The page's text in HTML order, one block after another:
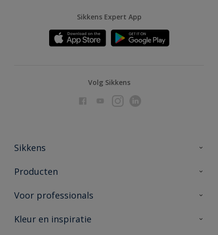
Sikkens Expert App
Volg Sikkens
Sikkens
Over Sikkens
Duurzaamheid
Producten
Producten voor binnen
Vind je verkooppunt
Voor professionals
Advies & service
Kleur en inspiratie